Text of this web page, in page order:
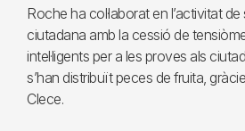
Roche ha col·laborat en l’activitat
ciutadana amb la cessió de
intel·ligents per a les proves als
s’han distribuït peces de fruita,
Clece.